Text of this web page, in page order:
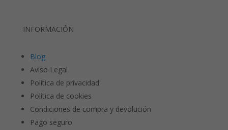
INFORMACIÓN
Blog
Aviso Legal
Política de privacidad
Política de cookies
Condiciones de compra y devolución
Pago seguro